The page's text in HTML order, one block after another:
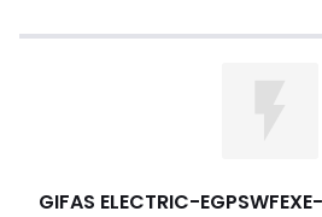
GIFAS ELECTRIC-